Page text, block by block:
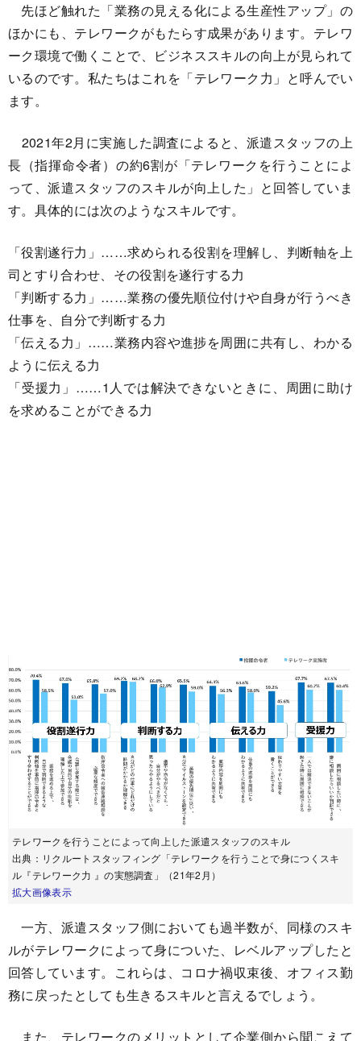
先ほど触れた「業務の見える化による生産性アップ」の
ほかにも、テレワークがもたらす成果があります。テレワ
ーク環境で働くことで、ビジネススキルの向上が見られて
いるのです。私たちはこれを「テレワーク力」と呼んでい
ます。
2021年2月に実施した調査によると、派遣スタッフの上
長（指揮命令者）の約6割が「テレワークを行うことによ
って、派遣スタッフのスキルが向上した」と回答していま
す。具体的には次のようなスキルです。
「役割遂行力」……求められる役割を理解し、判断軸を上
司とすり合わせ、その役割を遂行する力
「判断する力」……業務の優先順位付けや自身が行うべき
仕事を、自分で判断する力
「伝える力」……業務内容や進捗を周囲に共有し、わかる
ように伝える力
「受援力」……1人では解決できないときに、周囲に助け
を求めることができる力
テレワークを行うことによって向上した派遣スタッフのスキル
出典：リクルートスタッフィング「テレワークを行うことで身につくスキ
ル『テレワーク力 』の実態調査」（21年2月）
拡大画像表示
一方、派遣スタッフ側においても過半数が、同様のスキ
ルがテレワークによって身についた、レベルアップしたと
回答しています。これらは、コロナ禍収束後、オフィス勤
務に戻ったとしても生きるスキルと言えるでしょう。
また、テレワークのメリットとして企業側から聞こえて